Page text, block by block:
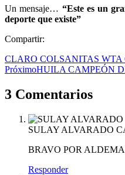
Un mensaje… “Este es un
deporte que existe”
Compartir:
PróximoHUILA CAMPEÓN
3 Comentarios
SULAY ALVARADO
BRAVO POR
Responder